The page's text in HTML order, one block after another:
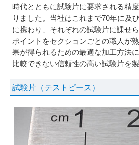
時代とともに試験片に要求される精
りました。当社はこれまで70年に及
に携わり、それぞれの試験片に課せ
ポイントをセクションごとの職人が
果が得られるための最適な加工方法
比較できない信頼性の高い試験片を製
試験片（テストピース）